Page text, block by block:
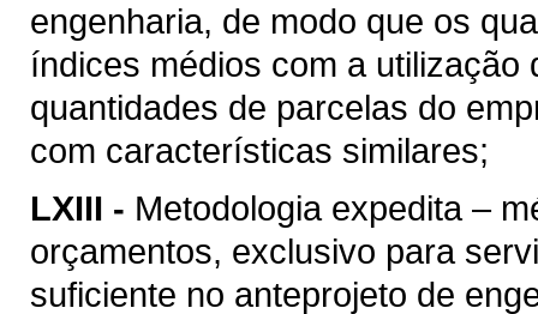
engenharia, de modo que os
índices médios com a
quantidades de parcelas do
com características similares;
LXIII - Metodologia expedita –
orçamentos, exclusivo para
suficiente no anteprojeto de